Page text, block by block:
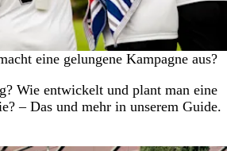
eine gelungene Kampagne aus?
Wie entwickelt und plant man eine
– Das und mehr in unserem Guide.